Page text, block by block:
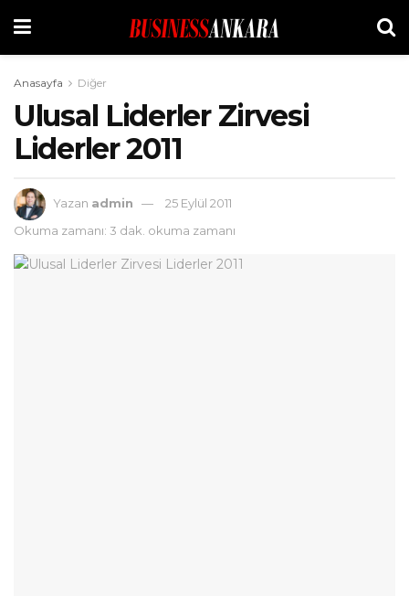
Anasayfa Diğer
Ulusal Liderler Zirvesi
Liderler 2011
Yazan admin
25 Eylül 2011
Okuma zamanı: 3 dak. okuma zamanı